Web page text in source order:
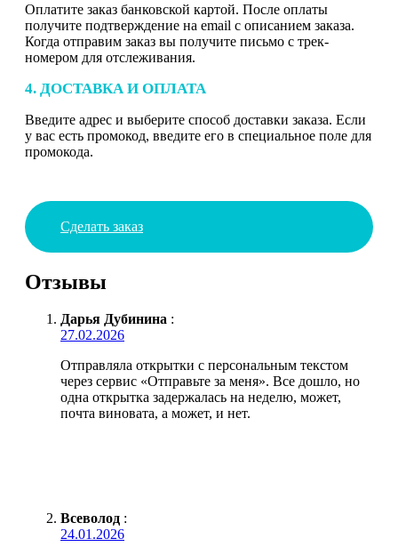
Оплатите заказ банковской картой. После оплаты
получите подтверждение на email с описанием заказа.
Когда отправим заказ вы получите письмо с трек-
номером для отслеживания.
4. ДОСТАВКА И ОПЛАТА
Введите адрес и выберите способ доставки заказа. Если
у вас есть промокод, введите его в специальное поле для
промокода.
Сделать заказ
Отзывы
Дарья Дубинина :
27.02.2026
Отправляла открытки с персональным текстом
через сервис «Отправьте за меня». Все дошло, но
одна открытка задержалась на неделю, может,
почта виновата, а может, и нет.
Всеволод :
24.01.2026